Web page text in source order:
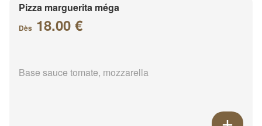
Pizza marguerita méga
Dès 18.00 €
Base sauce tomate, mozzarella